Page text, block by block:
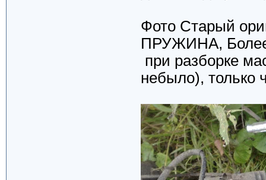
Фото Старый
ПРУЖИНА, Более
при разборке
небыло), только